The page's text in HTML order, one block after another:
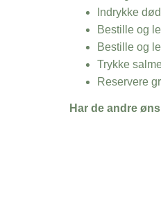
Indrykke
Bestille og
Bestille og
Trykke
Reservere
Har de andre